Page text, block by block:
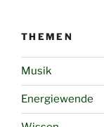
THEMEN
Musik
Energiewende